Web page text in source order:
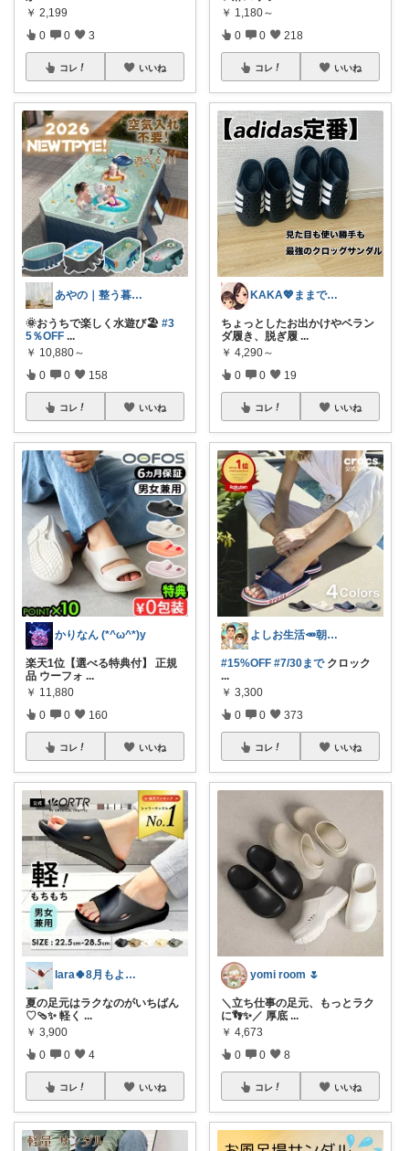
￥ 2,199
0 0 3
コレ いいね
あやの｜整う暮らしROOM
🌞おうちで楽しく水遊び🏖️ #3
5％OFF ...
￥ 10,880～
0 0 158
コレ いいね
かりなん (*^ω^*)y
楽天1位【選べる特典付】 正規
品 ウーフォ ...
￥ 11,880
0 0 160
コレ いいね
lara🍀8月もよろしく😊✨
夏の足元はラクなのがいちばん
♡🩴✨ 軽く ...
￥ 3,900
0 0 4
コレ いいね
￥ 1,180～
0 0 218
コレ いいね
KAKA💖ままでもキレイでいたい
ちょっとしたお出かけやベラン
ダ履き、脱ぎ履 ...
￥ 4,290～
0 0 19
コレ いいね
よしお生活🥕朝6時頃コレ👟
#15%OFF #7/30までクロック
...
￥ 3,300
0 0 373
コレ いいね
yomi room 🌷
＼立ち仕事の足元、もっとラク
に👣✨／ 厚底 ...
￥ 4,673
0 0 8
コレ いいね